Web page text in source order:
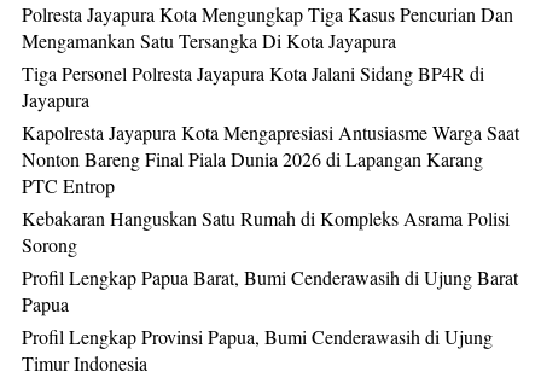
Polresta Jayapura Kota Mengungkap Tiga Kasus Pencurian Dan
Mengamankan Satu Tersangka Di Kota Jayapura
Tiga Personel Polresta Jayapura Kota Jalani Sidang BP4R di
Jayapura
Kapolresta Jayapura Kota Mengapresiasi Antusiasme Warga Saat
Nonton Bareng Final Piala Dunia 2026 di Lapangan Karang
PTC Entrop
Kebakaran Hanguskan Satu Rumah di Kompleks Asrama Polisi
Sorong
Profil Lengkap Papua Barat, Bumi Cenderawasih di Ujung Barat
Papua
Profil Lengkap Provinsi Papua, Bumi Cenderawasih di Ujung
Timur Indonesia